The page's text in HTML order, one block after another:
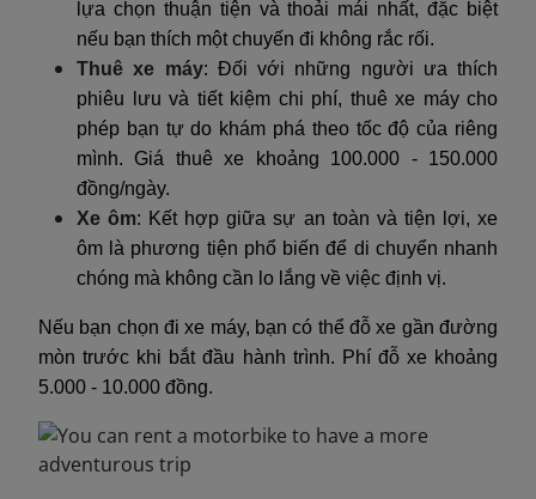
lựa chọn thuận tiện và thoải mái nhất, đặc biệt
nếu bạn thích một chuyến đi không rắc rối.
Thuê xe máy: Đối với những người ưa thích
phiêu lưu và tiết kiệm chi phí, thuê xe máy cho
phép bạn tự do khám phá theo tốc độ của riêng
mình. Giá thuê xe khoảng 100.000 - 150.000
đồng/ngày.
Xe ôm: Kết hợp giữa sự an toàn và tiện lợi, xe
ôm là phương tiện phổ biến để di chuyển nhanh
chóng mà không cần lo lắng về việc định vị.
Nếu bạn chọn đi xe máy, bạn có thể đỗ xe gần đường
mòn trước khi bắt đầu hành trình. Phí đỗ xe khoảng
5.000 - 10.000 đồng.